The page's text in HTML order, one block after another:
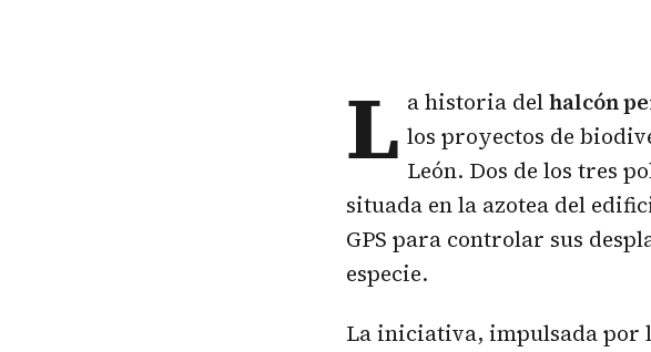
L a historia delhalcón
los proyectos de
León. Dos de los tres
situada en la azotea del
GPS para controlar sus
especie.
La iniciativa, impulsada por